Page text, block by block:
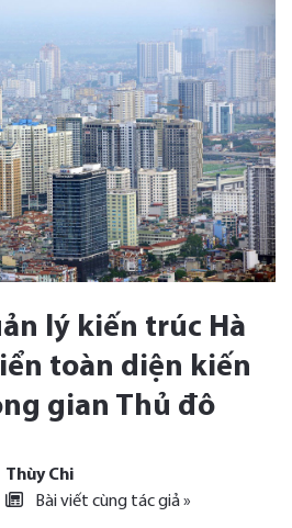
lý kiến trúc Hà
toàn diện kiến
gian Thủ đô
Thùy Chi
Bài viết cùng tác giả »